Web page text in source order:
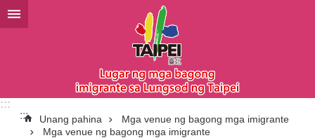
Lumaktaw sa pangunahing bloke ng nilalaman
:::
:::
Unang pahina
Mga venue ng bagong mga imigrante
Mga venue ng bagong mga imigrante